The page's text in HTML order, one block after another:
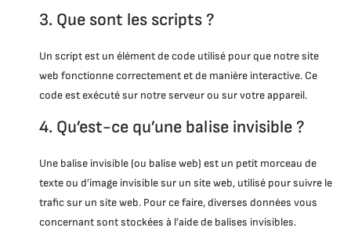
3. Que sont les scripts ?
Un script est un élément de code utilisé pour que notre site
web fonctionne correctement et de manière interactive. Ce
code est exécuté sur notre serveur ou sur votre appareil.
4. Qu’est-ce qu’une balise invisible ?
Une balise invisible (ou balise web) est un petit morceau de
texte ou d’image invisible sur un site web, utilisé pour suivre le
trafic sur un site web. Pour ce faire, diverses données vous
concernant sont stockées à l’aide de balises invisibles.